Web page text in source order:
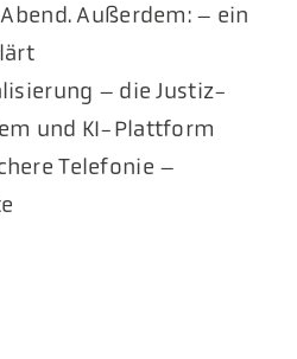
Außerdem: – ein
– die Justiz-
und KI-Plattform
Telefonie –